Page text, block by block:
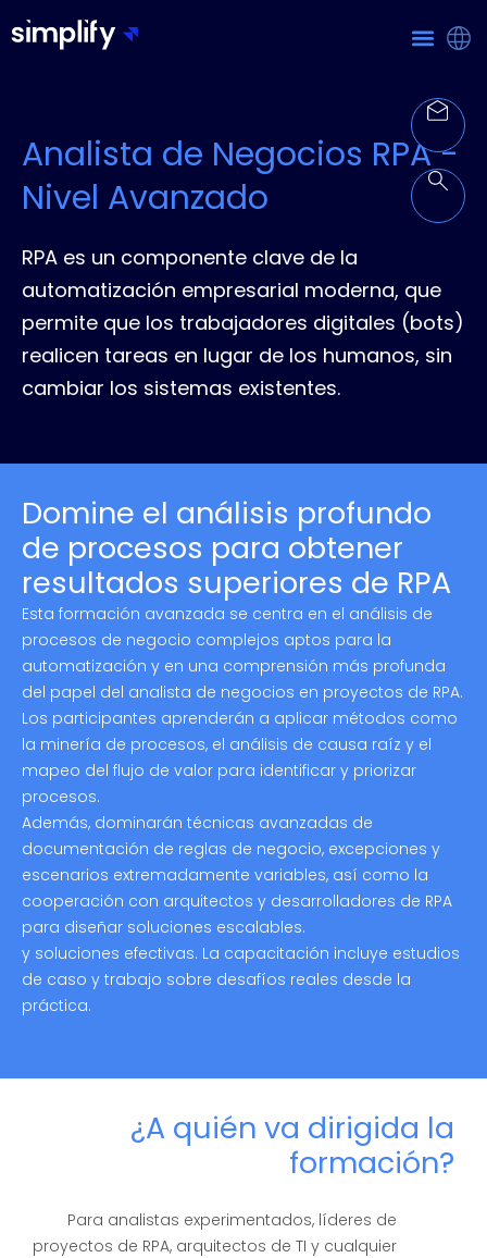
Analista de Negocios RPA -
Nivel Avanzado
RPA es un componente clave de la
automatización empresarial moderna, que
permite que los trabajadores digitales (bots)
realicen tareas en lugar de los humanos, sin
cambiar los sistemas existentes.
Domine el análisis profundo
de procesos para obtener
resultados superiores de RPA
Esta formación avanzada se centra en el análisis de
procesos de negocio complejos aptos para la
automatización y en una comprensión más profunda
del papel del analista de negocios en proyectos de RPA.
Los participantes aprenderán a aplicar métodos como
la minería de procesos, el análisis de causa raíz y el
mapeo del flujo de valor para identificar y priorizar
procesos.
Además, dominarán técnicas avanzadas de
documentación de reglas de negocio, excepciones y
escenarios extremadamente variables, así como la
cooperación con arquitectos y desarrolladores de RPA
para diseñar soluciones escalables.
y soluciones efectivas. La capacitación incluye estudios
de caso y trabajo sobre desafíos reales desde la
práctica.
¿A quién va dirigida la
formación?
Para analistas experimentados, líderes de
proyectos de RPA, arquitectos de TI y cualquier